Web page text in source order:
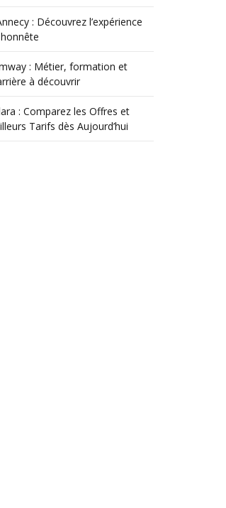
: Découvrez l’expérience
: Métier, formation et
à découvrir
: Comparez les Offres et
Tarifs dès Aujourd’hui